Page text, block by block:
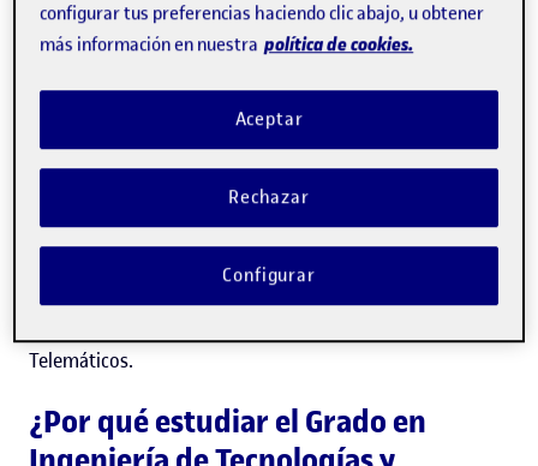
La UOC ofrece el grado de Ingeniería de Tecnologías y
alto nivel y rigor académico
comoingeniero técnico de telecomunicaciónpara que
pueda ejercer profesionalmente en este ámbito.
El estudiantado complementa su formación común
especialización tecnológica
Telemáticos.
¿Por qué estudiar el Grado en
configurar tus preferencias haciendo clic abajo, u obtener
más información en nuestra política de cookies.
Rechazar
Aceptar
Configurar